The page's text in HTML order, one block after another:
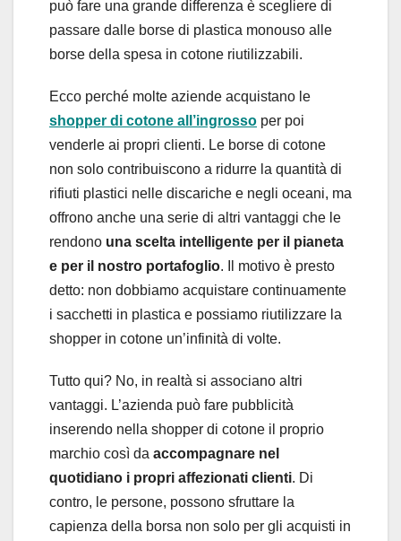
può fare una grande differenza è scegliere di
passare dalle borse di plastica monouso alle
borse della spesa in cotone riutilizzabili.
Ecco perché molte aziende acquistano le
shopper di cotone all’ingrosso per poi
venderle ai propri clienti. Le borse di cotone
non solo contribuiscono a ridurre la quantità di
rifiuti plastici nelle discariche e negli oceani, ma
offrono anche una serie di altri vantaggi che le
rendono una scelta intelligente per il pianeta
e per il nostro portafoglio. Il motivo è presto
detto: non dobbiamo acquistare continuamente
i sacchetti in plastica e possiamo riutilizzare la
shopper in cotone un’infinità di volte.
Tutto qui? No, in realtà si associano altri
vantaggi. L’azienda può fare pubblicità
inserendo nella shopper di cotone il proprio
marchio così da accompagnare nel
quotidiano i propri affezionati clienti. Di
contro, le persone, possono sfruttare la
capienza della borsa non solo per gli acquisti in